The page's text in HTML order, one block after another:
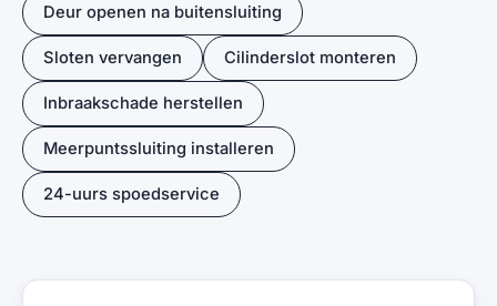
Deur openen na buitensluiting
Sloten vervangen Cilinderslot monteren
Inbraakschade herstellen
Meerpuntssluiting installeren
24-uurs spoedservice